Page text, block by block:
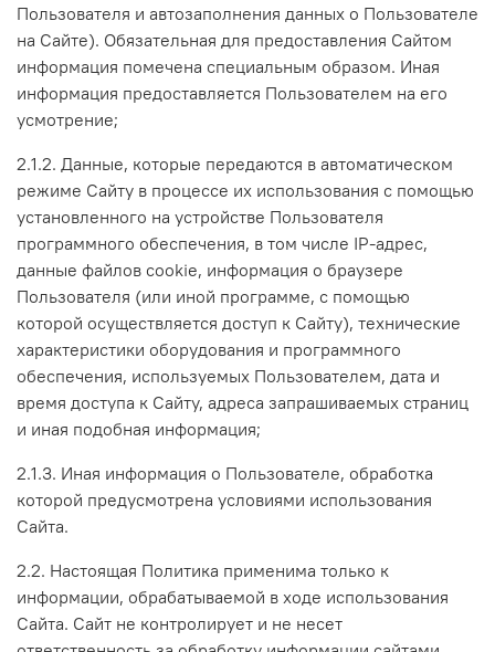
Пользователя и автозаполнения данных о Пользователе
на Сайте). Обязательная для предоставления Сайтом
информация помечена специальным образом. Иная
информация предоставляется Пользователем на его
усмотрение;
2.1.2. Данные, которые передаются в автоматическом
режиме Сайту в процессе их использования с помощью
установленного на устройстве Пользователя
программного обеспечения, в том числе IP-адрес,
данные файлов cookie, информация о браузере
Пользователя (или иной программе, с помощью
которой осуществляется доступ к Сайту), технические
характеристики оборудования и программного
обеспечения, используемых Пользователем, дата и
время доступа к Сайту, адреса запрашиваемых страниц
и иная подобная информация;
2.1.3. Иная информация о Пользователе, обработка
которой предусмотрена условиями использования
Сайта.
2.2. Настоящая Политика применима только к
информации, обрабатываемой в ходе использования
Сайта. Сайт не контролирует и не несет